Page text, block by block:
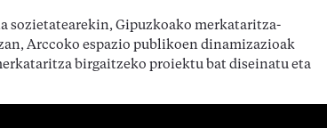
sozietatearekin, Gipuzkoako merkataritza-
Arccoko espazio publikoen dinamizazioak
birgaitzeko proiektu bat diseinatu eta